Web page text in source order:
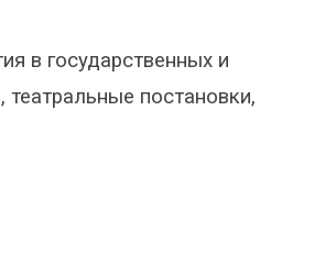
в государственных и
постановки,